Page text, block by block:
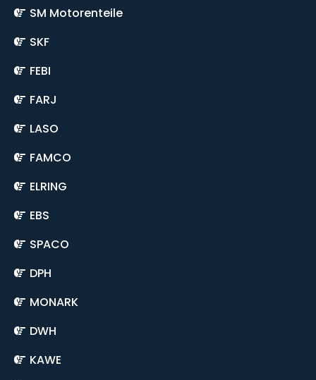
SM Motorenteile
SKF
FEBI
FARJ
LASO
FAMCO
ELRING
EBS
SPACO
DPH
MONARK
DWH
KAWE